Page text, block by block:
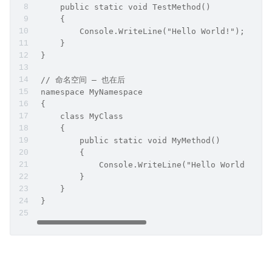
     public static void TestMethod()
     {
         Console.WriteLine("Hello World!");
     }
}
// 命名空间 — 也在后
namespace MyNamespace
{
     class MyClass
     {
         public static void MyMethod()
         {
Console.WriteLine("Hello World
         }
     }
}